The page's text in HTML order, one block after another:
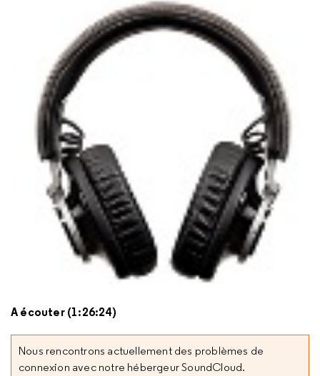
A écouter (1:26:24)
Nous rencontrons actuellement des problèmes de
connexion avec notre hébergeur SoundCloud.